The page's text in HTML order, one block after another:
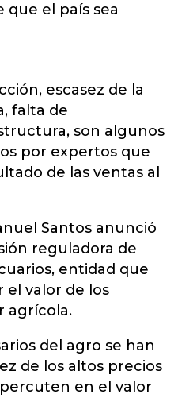
que el país sea
escasez de la
falta de
son algunos
por expertos que
de las ventas al
Santos anunció
reguladora de
entidad que
el valor de los
agrícola.
del agro se han
de los altos precios
en el valor